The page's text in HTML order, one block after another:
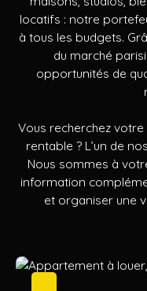
locatifs : notre
à tous les budgets.
du marché
opportunités de
Vous recherchez
rentable ? L’un de
Nous sommes à
information
et organiser une